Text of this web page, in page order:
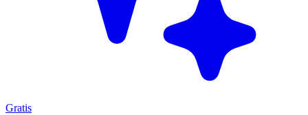
Gratis